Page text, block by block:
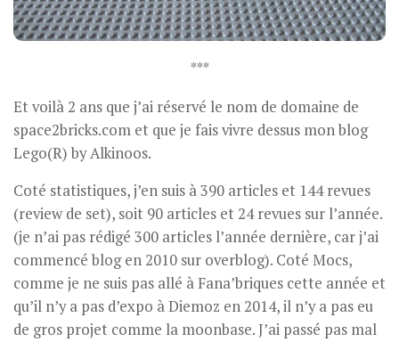
***
Et voilà 2 ans que j’ai réservé le nom de domaine de
space2bricks.com et que je fais vivre dessus mon blog
Lego(R) by Alkinoos.
Coté statistiques, j’en suis à 390 articles et 144 revues
(review de set), soit 90 articles et 24 revues sur l’année.
(je n’ai pas rédigé 300 articles l’année dernière, car j’ai
commencé blog en 2010 sur overblog). Coté Mocs,
comme je ne suis pas allé à Fana’briques cette année et
qu’il n’y a pas d’expo à Diemoz en 2014, il n’y a pas eu
de gros projet comme la moonbase. J’ai passé pas mal